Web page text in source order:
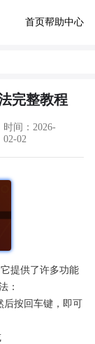
首页帮助中心
完整教程
时间：2026-
02-02
提供了许多功能
：
后按回车键，即可